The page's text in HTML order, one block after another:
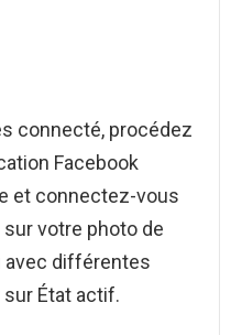
connecté, procédez
Facebook
et connectez-vous
votre photo de
avec différentes
État actif.